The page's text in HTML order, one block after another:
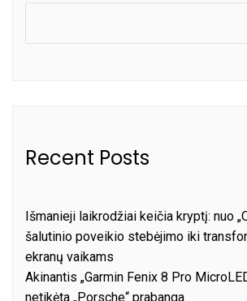
Recent Posts
Išmanieji laikrodžiai keičia kryptį: nuo
šalutinio poveikio stebėjimo iki
ekranų vaikams
Akinantis „Garmin Fenix 8 Pro
netikėta „Porsche“ prabanga